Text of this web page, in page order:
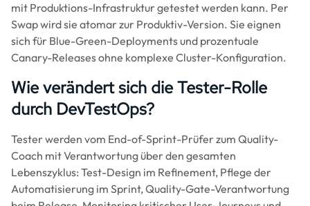
mit Produktions-Infrastruktur getestet werden kann. Per
Swap wird sie atomar zur Produktiv-Version. Sie eignen
sich für Blue-Green-Deployments und prozentuale
Canary-Releases ohne komplexe Cluster-Konfiguration.
Wie verändert sich die Tester-Rolle
durch DevTestOps?
Tester werden vom End-of-Sprint-Prüfer zum Quality-
Coach mit Verantwortung über den gesamten
Lebenszyklus: Test-Design im Refinement, Pflege der
Automatisierung im Sprint, Quality-Gate-Verantwortung